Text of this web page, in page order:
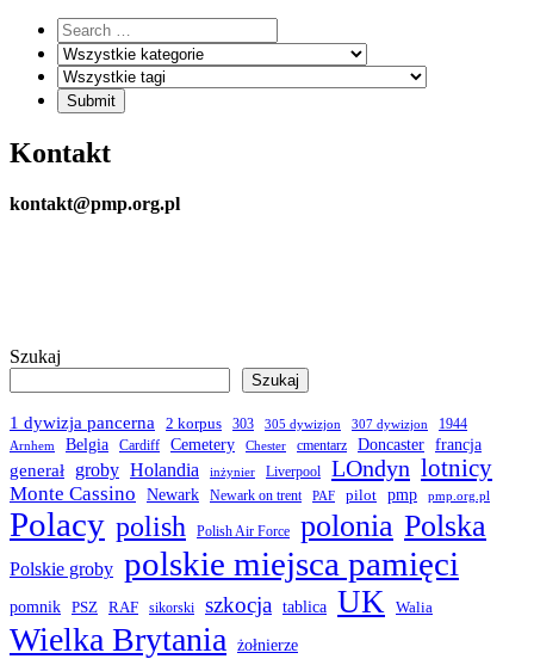
Kontakt
kontakt@pmp.org.pl
Szukaj
Szukaj
1 dywizja pancerna 2 korpus 303 305 dywizjon 307 dywizjon 1944
Arnhem Belgia Cardiff Cemetery Chester cmentarz Doncaster francja
generał
groby Holandia inżynier Liverpool LOndyn lotnicy
Monte Cassino Newark Newark on trent PAF pilot pmp pmp.org.pl
Polacy polish Polish Air Force polonia Polska
Polskie groby polskie miejsca pamięci
pomnik PSZ RAF sikorski szkocja tablica UK Walia
Wielka Brytania żołnierze